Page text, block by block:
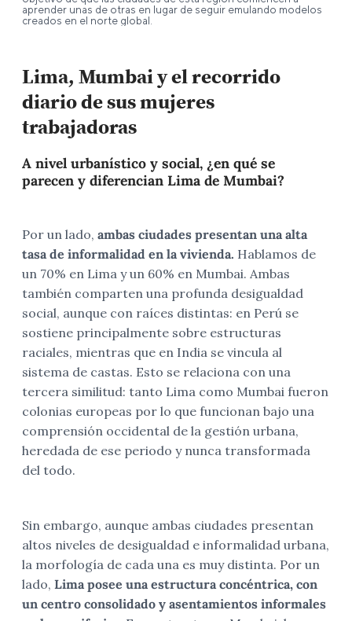
aprender unas de otras en lugar de seguir emulando modelos
creados en el norte global.
Lima, Mumbai y el recorrido
diario de sus mujeres
trabajadoras
A nivel urbanístico y social, ¿en qué se
parecen y diferencian Lima de Mumbai?
Por un lado, ambas ciudades presentan una alta
tasa de informalidad en la vivienda. Hablamos de
un 70% en Lima y un 60% en Mumbai. Ambas
también comparten una profunda desigualdad
social, aunque con raíces distintas: en Perú se
sostiene principalmente sobre estructuras
raciales, mientras que en India se vincula al
sistema de castas. Esto se relaciona con una
tercera similitud: tanto Lima como Mumbai fueron
colonias europeas por lo que funcionan bajo una
comprensión occidental de la gestión urbana,
heredada de ese periodo y nunca transformada
del todo.
Sin embargo, aunque ambas ciudades presentan
altos niveles de desigualdad e informalidad urbana,
la morfología de cada una es muy distinta. Por un
lado, Lima posee una estructura concéntrica, con
un centro consolidado y asentamientos informales